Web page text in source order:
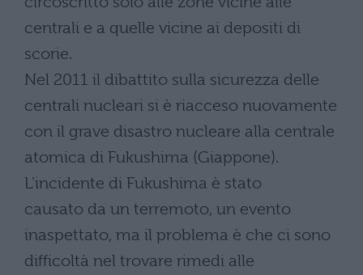
centrali e a quelle vicine ai depositi di
scorie.
Nel 2011 il dibattito sulla sicurezza delle
centrali nucleari si è riacceso nuovamente
con il grave disastro nucleare alla centrale
atomica di Fukushima (Giappone).
L'incidente di Fukushima è stato
causato da un terremoto, un evento
inaspettato, ma il problema è che ci sono
difficoltà nel trovare rimedi alle